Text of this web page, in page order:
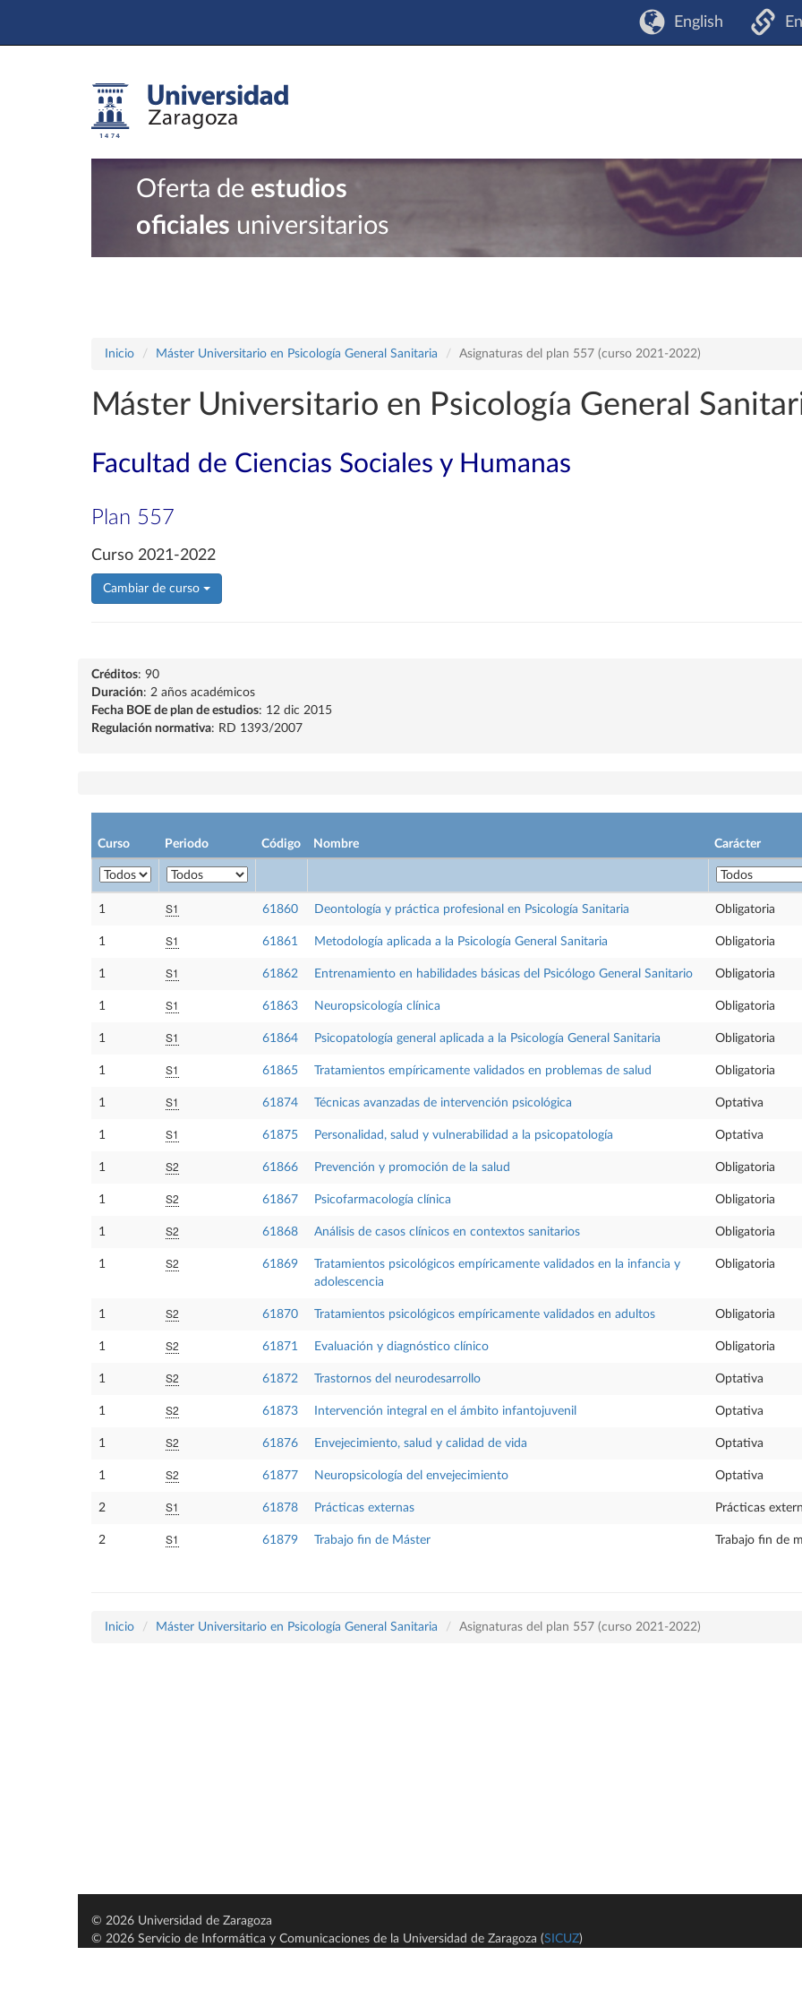
English
Oferta de estudios
oficiales universitarios
Inicio Máster Universitario en Psicología General Sanitaria Asignaturas del plan 557 (curso 2021-2022)
Máster Universitario en Psicología General
Facultad de Ciencias Sociales y Humanas
Plan 557
Curso 2021-2022
Cambiar de curso
Créditos: 90
Duración: 2 años académicos
Fecha BOE de plan de estudios: 12 dic 2015
Regulación normativa: RD 1393/2007
Curso Periodo Código Nombre Carácter
1 S1 61860 Deontología y práctica profesional en Psicología Sanitaria Obligatoria
1 S1 61861 Metodología aplicada a la Psicología General Sanitaria Obligatoria
1 S1 61862 Entrenamiento en habilidades básicas del Psicólogo General Sanitario Obligatoria
1 S1 61863 Neuropsicología clínica Obligatoria
1 S1 61864 Psicopatología general aplicada a la Psicología General Sanitaria Obligatoria
1 S1 61865 Tratamientos empíricamente validados en problemas de salud Obligatoria
1 S1 61874 Técnicas avanzadas de intervención psicológica Optativa
1 S1 61875 Personalidad, salud y vulnerabilidad a la psicopatología Optativa
1 S2 61866 Prevención y promoción de la salud Obligatoria
1 S2 61867 Psicofarmacología clínica Obligatoria
1 S2 61868 Análisis de casos clínicos en contextos sanitarios Obligatoria
1 S2 61869
Tratamientos psicológicos empíricamente validados en la infancia y
adolescencia
Obligatoria
1 S2 61870 Tratamientos psicológicos empíricamente validados en adultos Obligatoria
1 S2 61871 Evaluación y diagnóstico clínico Obligatoria
1 S2 61872 Trastornos del neurodesarrollo Optativa
1 S2 61873 Intervención integral en el ámbito infantojuvenil Optativa
1 S2 61876 Envejecimiento, salud y calidad de vida Optativa
1 S2 61877 Neuropsicología del envejecimiento Optativa
2 S1 61878 Prácticas externas Prácticas
2 S1 61879 Trabajo fin de Máster Trabajo fin de
Inicio Máster Universitario en Psicología General Sanitaria Asignaturas del plan 557 (curso 2021-2022)
© 2026 Universidad de Zaragoza
© 2026 Servicio de Informática y Comunicaciones de la Universidad de Zaragoza (SICUZ)